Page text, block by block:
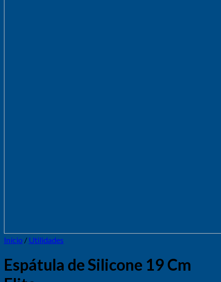
Início / Utilidades
Espátula de Silicone 19 Cm